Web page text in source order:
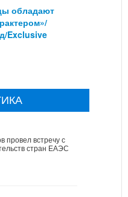
обладают
Exclusive
провел встречу с
стран ЕАЭС